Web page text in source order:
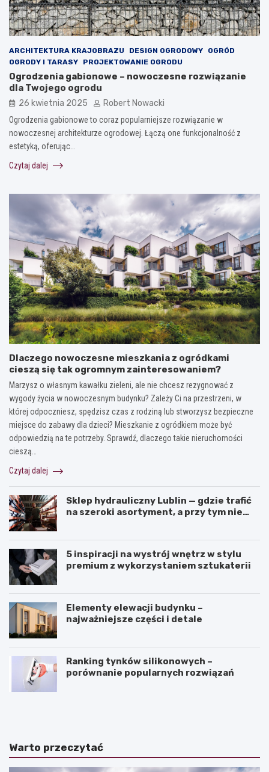
ARCHITEKTURA KRAJOBRAZU DESIGN OGRODOWY
OGRÓD
OGRODY I TARASY
PROJEKTOWANIE OGRODU
Ogrodzenia gabionowe – nowoczesne rozwiązanie
dla Twojego ogrodu
26 kwietnia 2025 Robert Nowacki
Ogrodzenia gabionowe to coraz popularniejsze rozwiązanie w
nowoczesnej architekturze ogrodowej. Łączą one funkcjonalność z
estetyką, oferując…
Czytaj dalej
Dlaczego nowoczesne mieszkania z ogródkami
cieszą się tak ogromnym zainteresowaniem?
Marzysz o własnym kawałku zieleni, ale nie chcesz rezygnować z
wygody życia w nowoczesnym budynku? Zależy Ci na przestrzeni, w
której odpoczniesz, spędzisz czas z rodziną lub stworzysz bezpieczne
miejsce do zabawy dla dzieci? Mieszkanie z ogródkiem może być
odpowiedzią na te potrzeby. Sprawdź, dlaczego takie nieruchomości
cieszą…
Czytaj dalej
Sklep hydrauliczny Lublin — gdzie trafić
na szeroki asortyment, a przy tym nie
5 inspiracji na wystrój wnętrz w stylu
premium z wykorzystaniem sztukaterii
Elementy elewacji budynku –
najważniejsze części i detale
Ranking tynków silikonowych –
porównanie popularnych rozwiązań
J
k
o
K
c
h
Warto przeczytać